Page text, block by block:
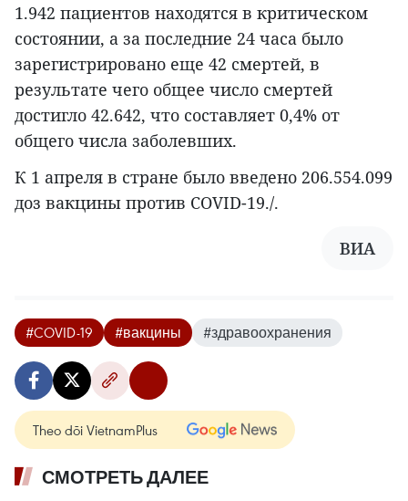
1.942 пациентов находятся в критическом
состоянии, а за последние 24 часа было
зарегистрировано еще 42 смертей, в
результате чего общее число смертей
достигло 42.642, что составляет 0,4% от
общего числа заболевших.
К 1 апреля в стране было введено 206.554.099
доз вакцины против COVID-19./.
ВИА
#COVID-19 #вакцины #здравоохранения
Theo dõi VietnamPlus
СМОТРЕТЬ ДАЛЕЕ